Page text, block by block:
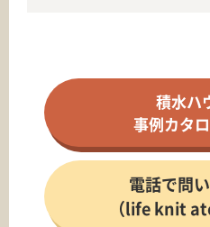
積水ハ
事例カタ
電話で問
（life knit